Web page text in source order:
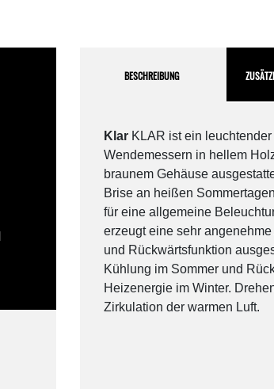
BESCHREIBUNG
Klar KLAR ist ein
Wendemessern in hellem
braunem Gehäuse
Brise an heißen
für eine allgemeine
erzeugt eine sehr
und Rückwärtsfunktion
Kühlung im Sommer und
Heizenergie im Winter.
Zirkulation der warmen Luft.